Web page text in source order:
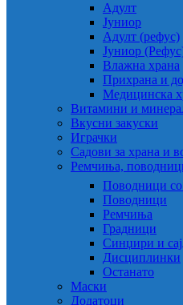
Адулт
Јуниор
Адулт (рефус)
Јуниор
Влажна храна
Прихрана и
Медицинска
Витамини и
Вкусни закуски
Играчки
Садови за храна и
Ремчиња,
Поводници
Поводници
Ремчиња
Градници
Синџири и
Дисциплинки
Останато
Маски
Додатоци